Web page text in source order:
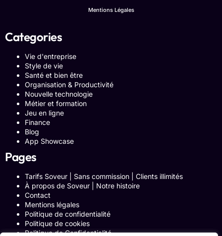
Mentions Légales
Categories
Vie d'entreprise
Style de vie
Santé et bien être
Organisation & Productivité
Nouvelle technologie
Métier et formation
Jeu en ligne
Finance
Blog
App Showcase
Pages
Tarifs Soveur | Sans commission | Clients illimités
À propos de Soveur | Notre histoire
Contact
Mentions légales
Politique de confidentialité
Politique de cookies
Politique de Confidentialité